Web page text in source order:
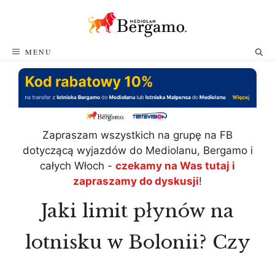
MENU
Zapraszam wszystkich na grupę na FB
dotyczącą wyjazdów do Mediolanu, Bergamo i
całych Włoch - czekamy na Was tutaj i
zapraszamy do dyskusji!
Jaki limit płynów na
lotnisku w Bolonii? Czy